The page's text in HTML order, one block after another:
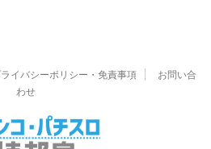
イバシーポリシー・免責事項
お問い合
わせ